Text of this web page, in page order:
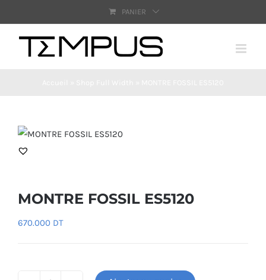
au
contenu
PANIER
MONTRE FOSSIL ES5120
670.000 DT